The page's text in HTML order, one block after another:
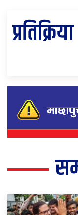
प्रतिक्रिया